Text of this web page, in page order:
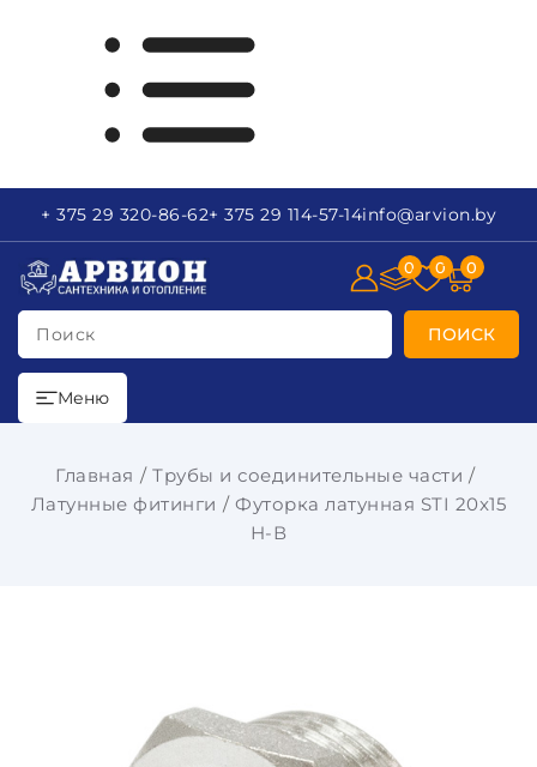
+ 375 29 320-86-62+ 375 29 114-57-14info@arvion.by
Поиск ПОИСК
0 0 0
Меню
Главная
Трубы и соединительные части
Латунные фитинги
Футорка латунная STI 20x15
Н-В